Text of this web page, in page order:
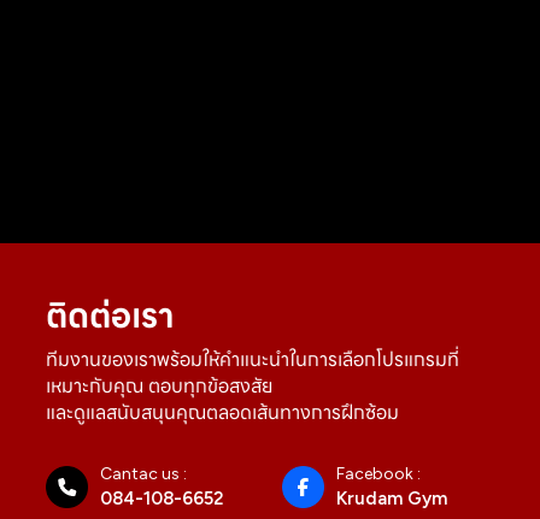
ติดต่อเรา
ทีมงานของเราพร้อมให้คำแนะนำในการเลือกโปรแกรมที่
เหมาะกับคุณ ตอบทุกข้อสงสัย
และดูแลสนับสนุนคุณตลอดเส้นทางการฝึกซ้อม
Cantac us :
084-108-6652
Facebook :
Krudam Gym